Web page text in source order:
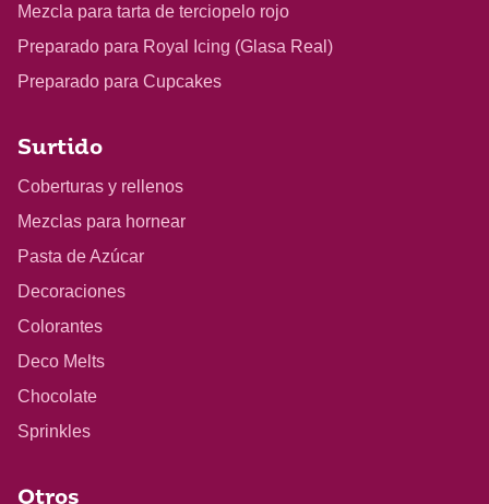
Mezcla para tarta de terciopelo rojo
Preparado para Royal Icing (Glasa Real)
Preparado para Cupcakes
Surtido
Coberturas y rellenos
Mezclas para hornear
Pasta de Azúcar
Decoraciones
Colorantes
Deco Melts
Chocolate
Sprinkles
Otros